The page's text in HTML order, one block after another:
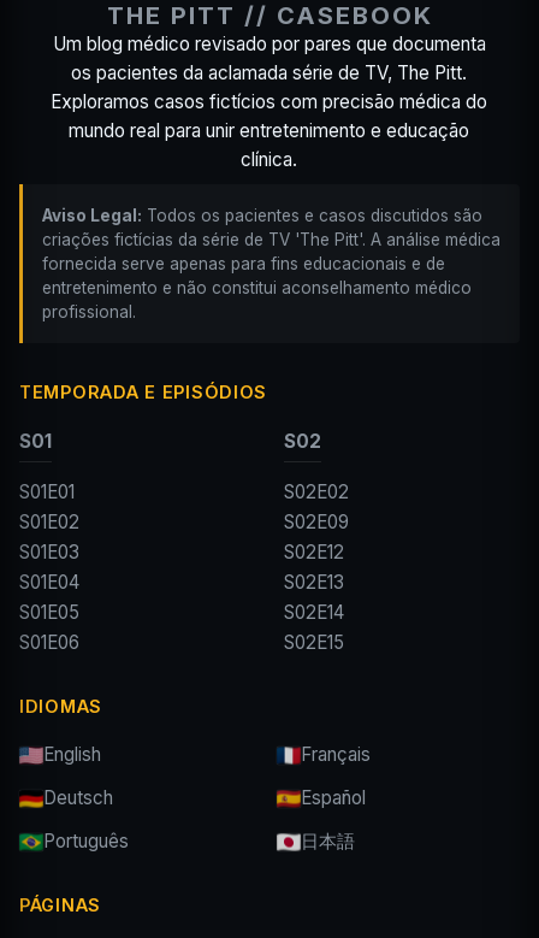
THE PITT // CASEBOOK
Um blog médico revisado por pares que documenta
os pacientes da aclamada série de TV, The Pitt.
Exploramos casos fictícios com precisão médica do
mundo real para unir entretenimento e educação
clínica.
Aviso Legal: Todos os pacientes e casos discutidos são
criações fictícias da série de TV 'The Pitt'. A análise médica
fornecida serve apenas para fins educacionais e de
entretenimento e não constitui aconselhamento médico
profissional.
TEMPORADA E EPISÓDIOS
S01
S01E01
S01E02
S01E03
S01E04
S01E05
S01E06
S02
S02E02
S02E09
S02E12
S02E13
S02E14
S02E15
IDIOMAS
English
Français
Deutsch
Español
Português
日本語
PÁGINAS